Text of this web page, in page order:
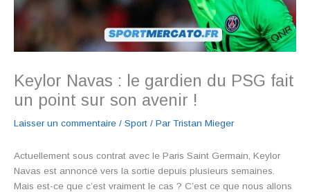
Keylor Navas : le gardien du PSG fait
un point sur son avenir !
Laisser un commentaire / Sport / Par Tristan Mieger
Actuellement sous contrat avec le Paris Saint Germain, Keylor
Navas est annoncé vers la sortie depuis plusieurs semaines.
Mais est-ce que c’est vraiment le cas ? C’est ce que nous allons